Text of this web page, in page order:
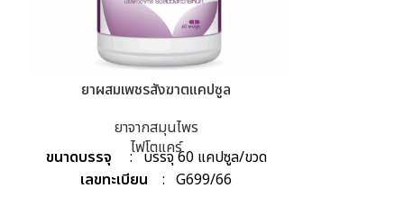
ยาผสมเพชรสังฆาตแคปซูล
ยาจากสมุนไพร
ไฟโตแคร์
ขนาดบรรจุ : บรรจุ 60 แคปซูล/ขวด
เลขทะเบียน : G699/66